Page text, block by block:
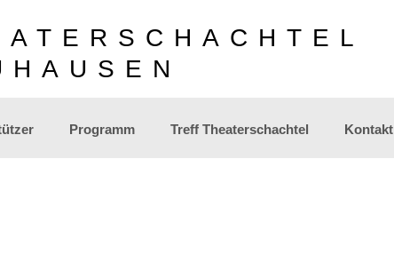
Programm Treff Theaterschachtel Kontakt